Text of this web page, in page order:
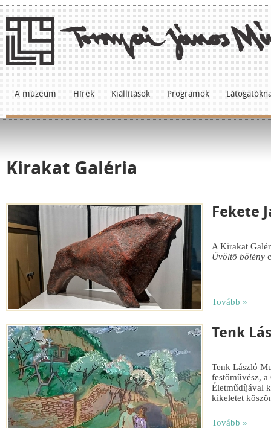
A múzeum Hírek Kiállítások Programok
Kirakat Galéria
Fekete
A Kirakat
Üvöltő bölény
Tovább »
Tenk
Tenk László
festőművész,
Életműdíjával
kikeletet
Tovább »